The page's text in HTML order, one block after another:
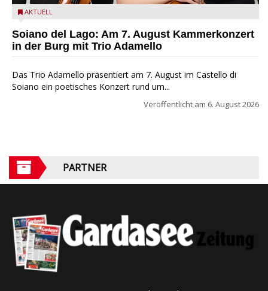
Trio Adamello
AKTUELL
Soiano del Lago: Am 7. August Kammerkonzert
in der Burg mit Trio Adamello
Das Trio Adamello präsentiert am 7. August im Castello di
Soiano ein poetisches Konzert rund um...
Veröffentlicht am 6. August 2026
PARTNER